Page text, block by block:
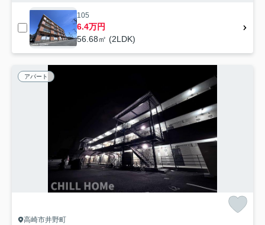
105
6.4万円
56.68㎡ (2LDK)
アパート
高崎市井野町